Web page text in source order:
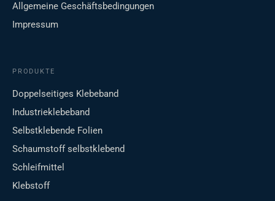
Allgemeine Geschäftsbedingungen
Impressum
PRODUKTE
Doppelseitiges Klebeband
Industrieklebeband
Selbstklebende Folien
Schaumstoff selbstklebend
Schleifmittel
Klebstoff